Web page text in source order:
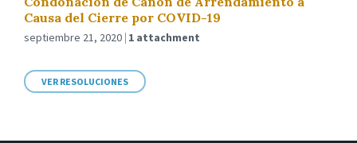
Causa del Cierre por COVID-19
septiembre 21, 2020 1 attachment
VER RESOLUCIONES